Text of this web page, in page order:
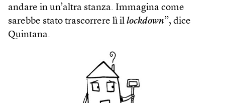
andare in un’altra stanza. Immagina come
sarebbe stato trascorrere lì il lockdown”, dice
Quintana.